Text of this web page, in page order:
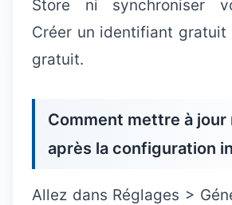
Store ni synchroniser
Créer un identifiant
gratuit.
Comment mettre à jour
après la configuration
Allez dans Réglages >